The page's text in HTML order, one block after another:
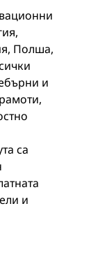
Полша,
и
са
и